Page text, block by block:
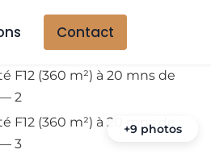
Contact
+9 photos